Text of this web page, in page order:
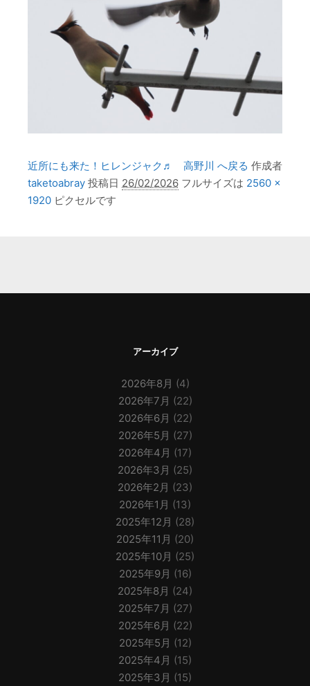
近所にも来た！ヒレンジャク♬ 高野川 へ戻る 作成者
taketoabray 投稿日 26/02/2026 フルサイズは 2560 ×
1920 ピクセルです
アーカイブ
2026年8月 (4)
2026年7月 (22)
2026年6月 (22)
2026年5月 (27)
2026年4月 (17)
2026年3月 (25)
2026年2月 (23)
2026年1月 (13)
2025年12月 (28)
2025年11月 (20)
2025年10月 (25)
2025年9月 (16)
2025年8月 (24)
2025年7月 (27)
2025年6月 (22)
2025年5月 (12)
2025年4月 (15)
2025年3月 (15)